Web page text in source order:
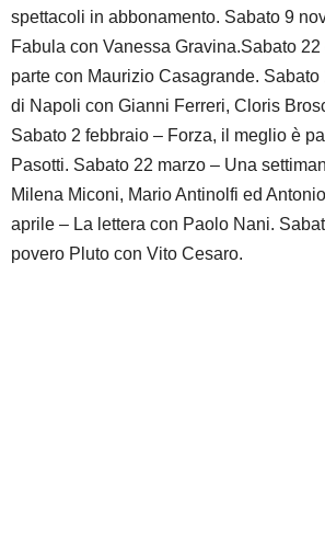
spettacoli in abbonamento. Sabato 9
Fabula con Vanessa Gravina.Sabato
parte con Maurizio Casagrande. Sabato
di Napoli con Gianni Ferreri, Cloris
Sabato 2 febbraio – Forza, il meglio è
Pasotti. Sabato 22 marzo – Una
Milena Miconi, Mario Antinolfi ed
aprile – La lettera con Paolo Nani.
povero Pluto con Vito Cesaro.